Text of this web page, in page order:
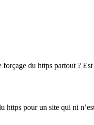
du https partout ?
https pour un site qui ni